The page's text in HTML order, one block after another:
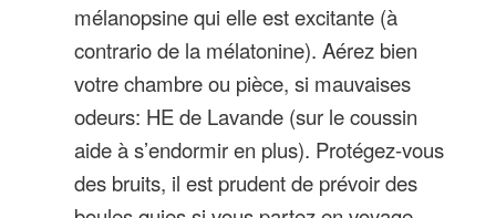
mélanopsine qui elle est excitante (à
contrario de la mélatonine). Aérez bien
votre chambre ou pièce, si mauvaises
odeurs: HE de Lavande (sur le coussin
aide à s’endormir en plus). Protégez-vous
des bruits, il est prudent de prévoir des